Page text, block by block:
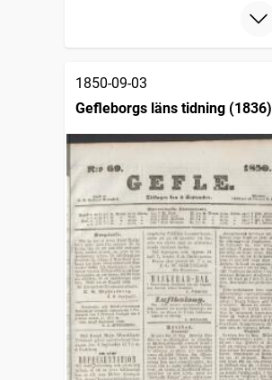
1850-09-03
Gefleborgs läns tidning (1836)